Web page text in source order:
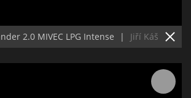
2.0 MIVEC LPG Intense | Jiří Káš